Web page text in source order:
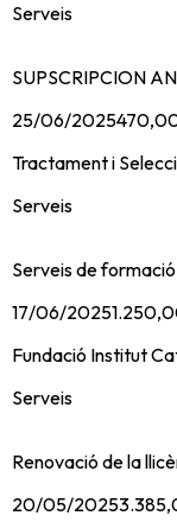
Serveis
SUPSCRIPCION
25/06/2025
Tractament i
Serveis
Serveis de formació
17/06/2025
Fundació Institut
Serveis
Renovació de la
20/05/2025